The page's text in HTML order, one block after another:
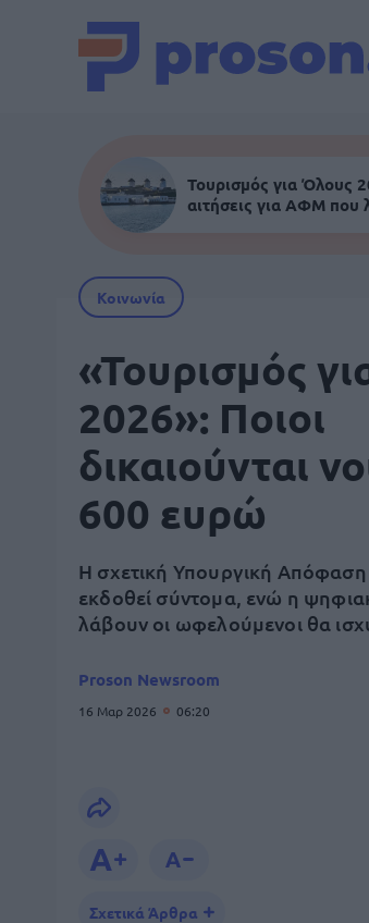
Τουρισμός για Όλους
αιτήσεις για ΑΦΜ που
Κοινωνία
«Τουρισμός
2026»: Ποιοι
δικαιούνται
600 ευρώ
Η σχετική Υπουργική Απόφαση
εκδοθεί σύντομα, ενώ η
λάβουν οι ωφελούμενοι θα
Proson Newsroom
16 Μαρ 2026 06:20
Σχετικά Άρθρα